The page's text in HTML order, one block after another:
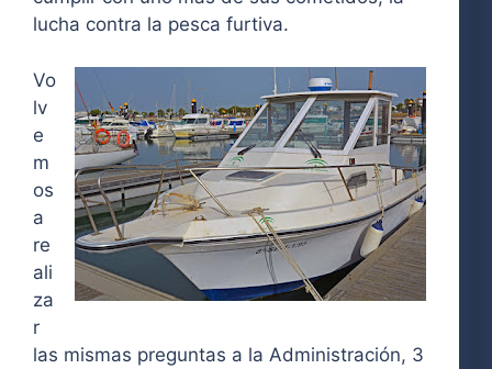
lucha contra la pesca furtiva.
Vo
lv
e
m
os
a
re
ali
za
r
las mismas preguntas a la Administración, 3